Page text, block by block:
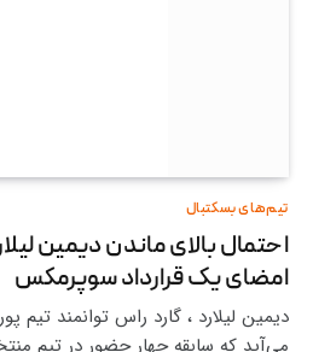
تیم‌های بسکتبال
احتمال بالای ماندن دیمین
امضای یک قرارداد سوپرمکس
دیمین لیلارد ، گارد راس توانمند تیم
می‌آید که سابقه چهار حضور در تیم